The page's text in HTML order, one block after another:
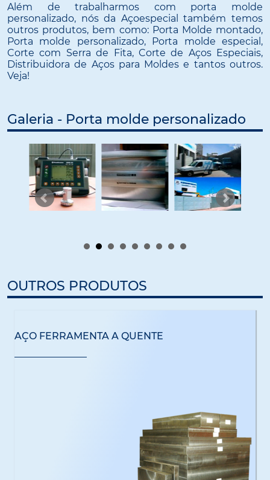
Além de trabalharmos com porta molde
personalizado, nós da Açoespecial também temos
outros produtos, bem como: Porta Molde montado,
Porta molde personalizado, Porta molde especial,
Corte com Serra de Fita, Corte de Aços Especiais,
Distribuidora de Aços para Moldes e tantos outros.
Veja!
Galeria - Porta molde personalizado
OUTROS PRODUTOS
AÇO FERRAMENTA A QUENTE